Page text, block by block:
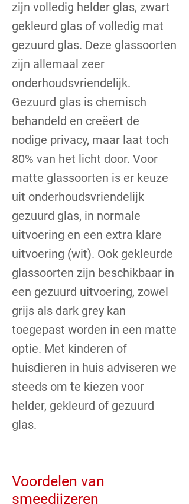
zijn volledig helder glas, zwart
gekleurd glas of volledig mat
gezuurd glas. Deze glassoorten
zijn allemaal zeer
onderhoudsvriendelijk.
Gezuurd glas is chemisch
behandeld en creëert de
nodige privacy, maar laat toch
80% van het licht door. Voor
matte glassoorten is er keuze
uit onderhoudsvriendelijk
gezuurd glas, in normale
uitvoering en een extra klare
uitvoering (wit). Ook gekleurde
glassoorten zijn beschikbaar in
een gezuurd uitvoering, zowel
grijs als dark grey kan
toegepast worden in een matte
optie. Met kinderen of
huisdieren in huis adviseren we
steeds om te kiezen voor
helder, gekleurd of gezuurd
glas.
Voordelen van
smeedijzeren